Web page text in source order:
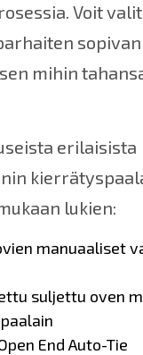
Voit
mihin
erilaisista
lukien:
manuaaliset
suljettu oven
End Auto-Tie